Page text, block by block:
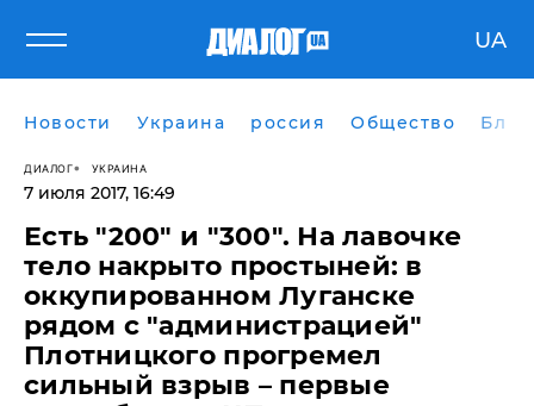
UA
Новости Украина россия Общество
ДИАЛОГ УКРАИНА
7 июля 2017, 16:49
Есть "200" и "300". На лавочке
тело накрыто простыней: в
оккупированном Луганске
рядом с "администрацией"
Плотницкого прогремел
сильный взрыв – первые